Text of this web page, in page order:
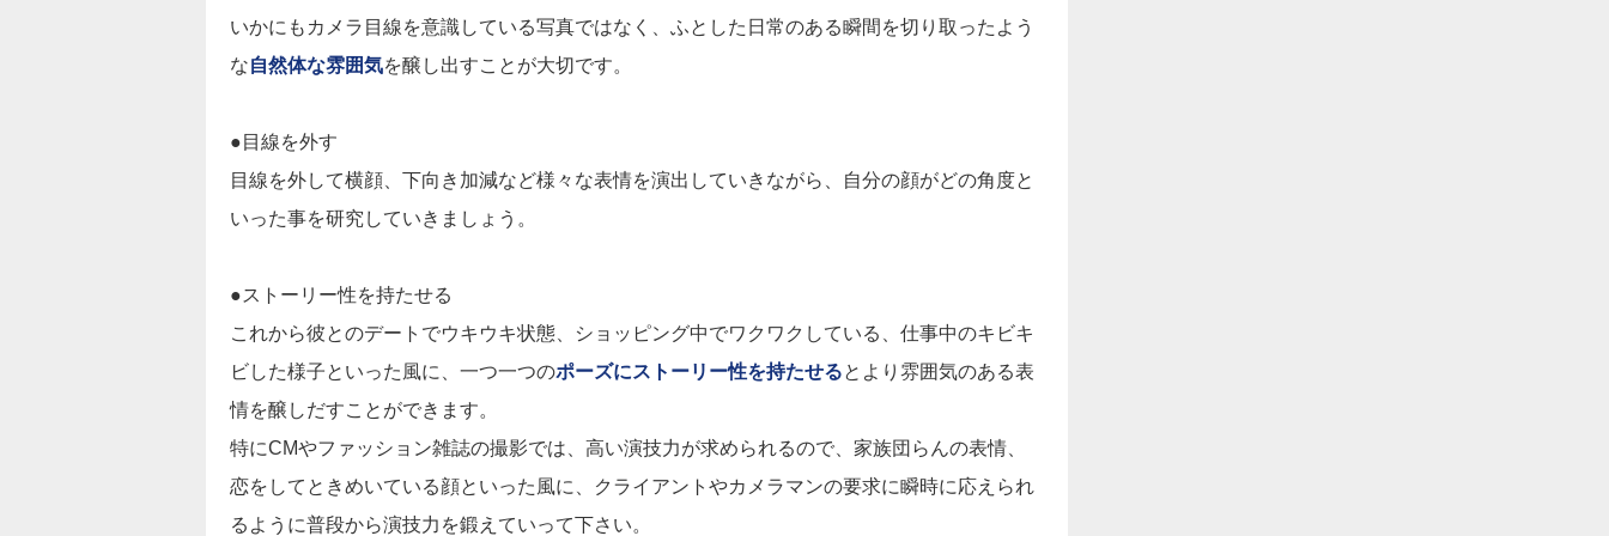
いかにもカメラ目線を意識している写真ではなく、ふとした日常のある瞬間を切り取ったよう
な自然体な雰囲気を醸し出すことが大切です。
●目線を外す
目線を外して横顔、下向き加減など様々な表情を演出していきながら、自分の顔がどの角度と
いった事を研究していきましょう。
●ストーリー性を持たせる
これから彼とのデートでウキウキ状態、ショッピング中でワクワクしている、仕事中のキビキ
ビした様子といった風に、一つ一つのポーズにストーリー性を持たせるとより雰囲気のある表
情を醸しだすことができます。
特にCMやファッション雑誌の撮影では、高い演技力が求められるので、家族団らんの表情、
恋をしてときめいている顔といった風に、クライアントやカメラマンの要求に瞬時に応えられ
るように普段から演技力を鍛えていって下さい。